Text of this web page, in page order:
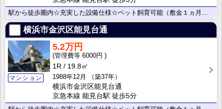
横浜市金沢区能見台通
マンション
5.2万円
6000円
1R
19.8㎡
1988年12月
（築37年）
横浜市金沢区能見台通
京急本線 能見台駅 徒歩5分